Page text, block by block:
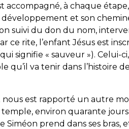
accompagné, à chaque
développement et son
suivi du don du nom,
ce rite, l’enfant Jésus est
signifie « sauveur »). Celui-
qu’il va tenir dans l’histoire
nous est rapporté un autre
environ quarante jours
Siméon prend dans ses bras,